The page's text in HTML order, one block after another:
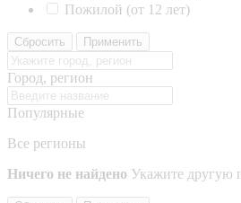
Пожилой (от 12 лет)
Сбросить Применить
Город, регион
Популярные
Все регионы
Ничего не найдено Укажите другую